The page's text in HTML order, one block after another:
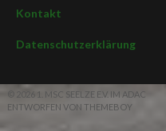
Kontakt
Datenschutzerklärung
© 2026 1. MSC SEELZE E.V. IM ADAC
ENTWORFEN VON THEMEBOY